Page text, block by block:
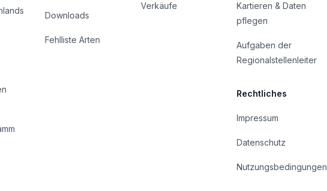
Downloads
Fehlliste Arten
Verkäufe
Kartieren & Daten
pflegen
Aufgaben der
Regionalstellenleiter
Rechtliches
Impressum
Datenschutz
Nutzungsbedingungen